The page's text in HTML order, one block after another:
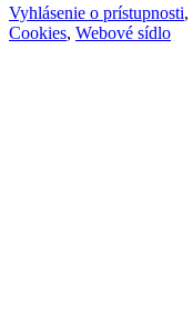
Vyhlásenie o prístupnosti,
Cookies, Webové sídlo